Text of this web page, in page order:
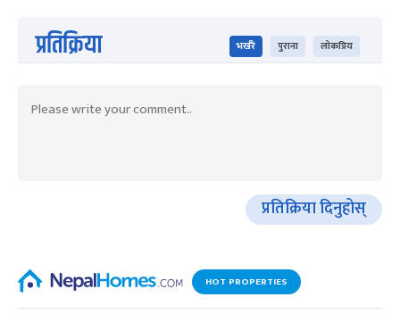
प्रतिक्रिया भर्खरै पुराना लोकप्रिय
प्रतिक्रिया दिनुहोस्
HOT PROPERTIES